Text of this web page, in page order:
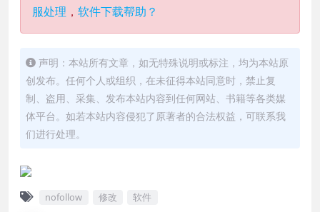
服处理 ， 软件下载帮助？
声明：本站所有文章，如无特殊说明或标注，均为本站原
创发布。任何个人或组织，在未征得本站同意时，禁止复
制、盗用、采集、发布本站内容到任何网站、书籍等各类媒
体平台。如若本站内容侵犯了原著者的合法权益，可联系我
们进行处理。
nofollow 修改 软件